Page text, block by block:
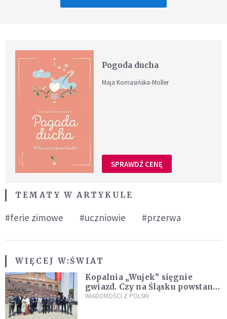
Pogoda ducha
Maja Komasińska-Moller
SPRAWDŹ CENĘ
TEMATY W ARTYKULE
#ferie zimowe #uczniowie #przerwa
WIĘCEJ W:ŚWIAT
Kopalnia „Wujek” sięgnie
gwiazd. Czy na Śląsku powstanie
„Dolina Krzemowa”?
WIADOMOŚCI Z POLSKI